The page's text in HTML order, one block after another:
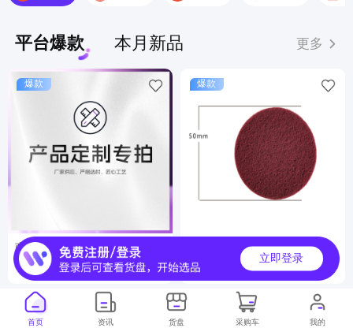
平台爆款 本月新品 更多
爆款
商品定制服务
月销 6000000+
爆款
工业百洁布
月销 500000+
立即登录
首页 资讯 货盘 采购车 我的